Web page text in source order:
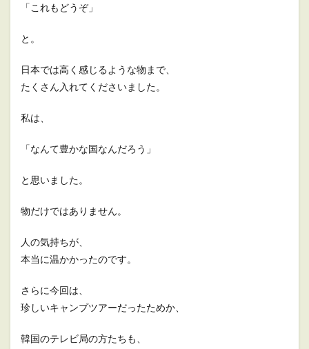
「これもどうぞ」
と。
日本では高く感じるような物まで、
たくさん入れてくださいました。
私は、
「なんて豊かな国なんだろう」
と思いました。
物だけではありません。
人の気持ちが、
本当に温かかったのです。
さらに今回は、
珍しいキャンプツアーだったためか、
韓国のテレビ局の方たちも、